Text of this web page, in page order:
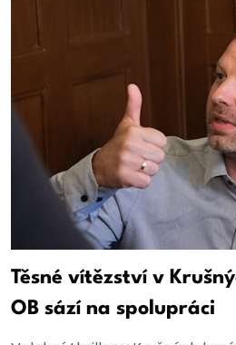
Těsné vítězství v
OB sází na spolupráci